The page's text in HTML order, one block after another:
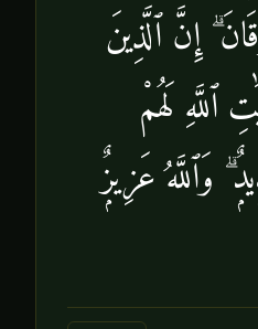
إِنَّ ٱلَّذِينَ
ٱللَّهِ لَهُمْ
وَٱللَّهُ عَزِيزٌۭ